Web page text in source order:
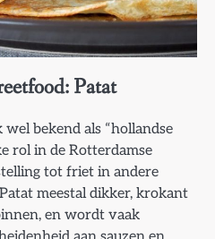
Patat
bekend als “hollandse
rol in de Rotterdamse
tot friet in andere
meestal dikker, krokant
en wordt vaak